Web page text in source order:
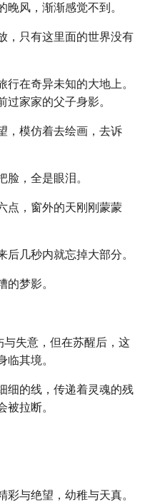
风，渐渐感觉不到。
，只有这里面的世界没有
在奇异未知的大地上。
家家的父子身影。
，模仿着去绘画，去诉
，全是眼泪。
点，窗外的天刚刚蒙蒙
几秒内就忘掉大部分。
梦影。
与失意，但在苏醒后，这
其境。
细的线，传递着灵魂的残
拉断。
与绝望，幼稚与天真。